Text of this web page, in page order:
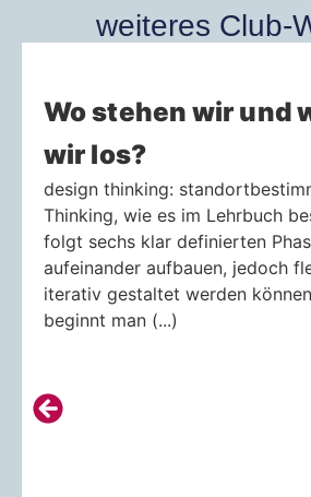
weiteres Club-
Wo stehen wir und
wir los?
design thinking:
Thinking, wie es im Lehrbuch
folgt sechs klar definierten
aufeinander aufbauen, jedoch
iterativ gestaltet werden
beginnt man (...)